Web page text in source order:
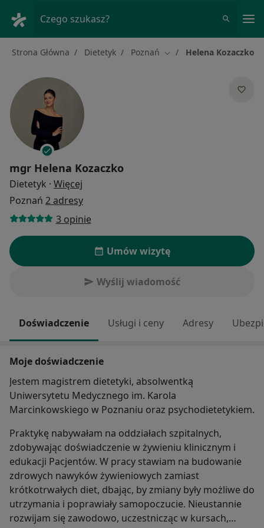
Czego szukasz?
Strona Główna Dietetyk Poznań Zmień miasto
Helena Kozaczko
mgr Helena Kozaczko
Dietetyk · Więcej
Poznań 2 adresy
3 opinie
Umów wizytę
Wyślij wiadomość
Doświadczenie Usługi i ceny Adresy
Moje doświadczenie
Jestem magistrem dietetyki, absolwentką
Uniwersytetu Medycznego im. Karola
Marcinkowskiego w Poznaniu oraz psychodietetykiem.
Praktykę nabywałam na oddziałach szpitalnych,
zdobywając doświadczenie w żywieniu klinicznym i
edukacji Pacjentów. W pracy stawiam na budowanie
zdrowych nawyków żywieniowych zamiast
krótkotrwałych diet, dbając, by zmiany były możliwe do
utrzymania i poprawiały samopoczucie. Nieustannie
rozwijam się zawodowo, uczestnicząc w kursach,